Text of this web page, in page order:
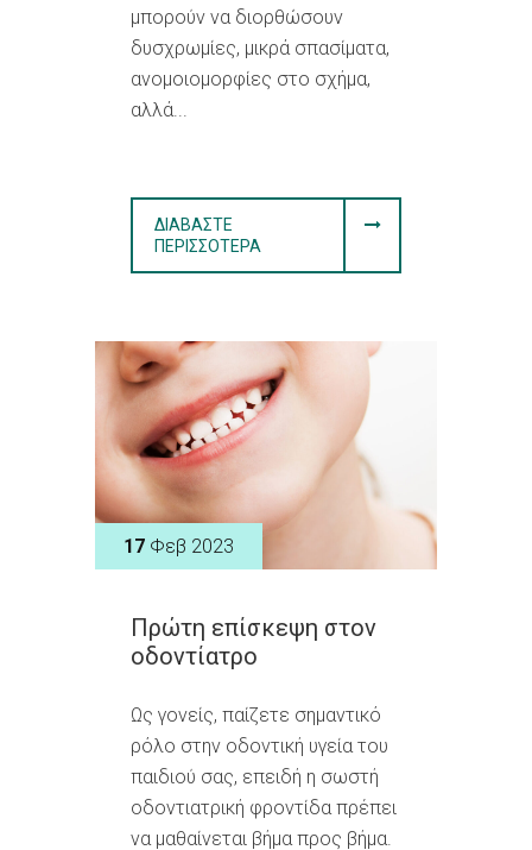
μπορούν να διορθώσουν
δυσχρωμίες, μικρά σπασίματα,
ανομοιομορφίες στο σχήμα,
αλλά...
ΔΙΑΒΆΣΤΕ
ΠΕΡΙΣΣΌΤΕΡΑ
17 Φεβ 2023
Πρώτη επίσκεψη στον
οδοντίατρο
Ως γονείς, παίζετε σημαντικό
ρόλο στην οδοντική υγεία του
παιδιού σας, επειδή η σωστή
οδοντιατρική φροντίδα πρέπει
να μαθαίνεται βήμα προς βήμα.